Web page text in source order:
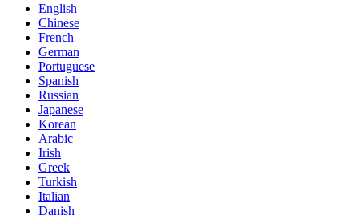
English
Chinese
French
German
Portuguese
Spanish
Russian
Japanese
Korean
Arabic
Irish
Greek
Turkish
Italian
Danish